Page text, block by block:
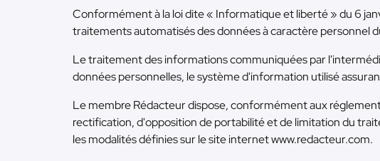
Conformément à la loi dite « Informatique et liberté » du 6
traitements automatisés des données à caractère personnel
Le traitement des informations communiquées par
données personnelles, le système d'information utilisé
Le membre Rédacteur dispose, conformément aux
rectification, d'opposition de portabilité et de limitation du
les modalités définies sur le site internet www.redacteur.com.